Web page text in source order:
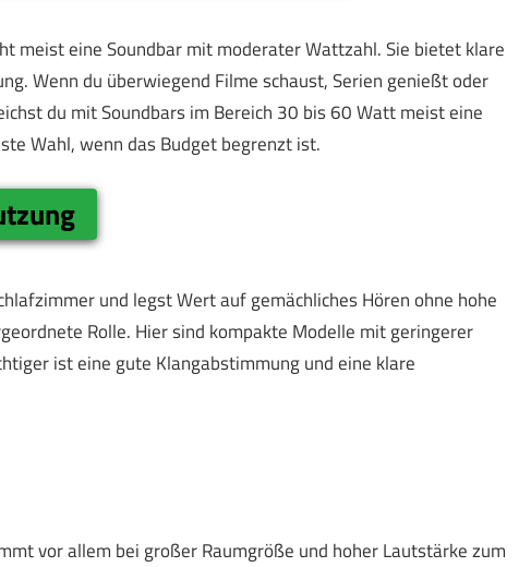
meist eine Soundbar mit moderater Wattzahl. Sie bietet klare
Wenn du überwiegend Filme schaust, Serien genießt oder
du mit Soundbars im Bereich 30 bis 60 Watt meist eine
Wahl, wenn das Budget begrenzt ist.
und legst Wert auf gemächliches Hören ohne hohe
Rolle. Hier sind kompakte Modelle mit geringerer
ist eine gute Klangabstimmung und eine klare
vor allem bei großer Raumgröße und hoher Lautstärke zum